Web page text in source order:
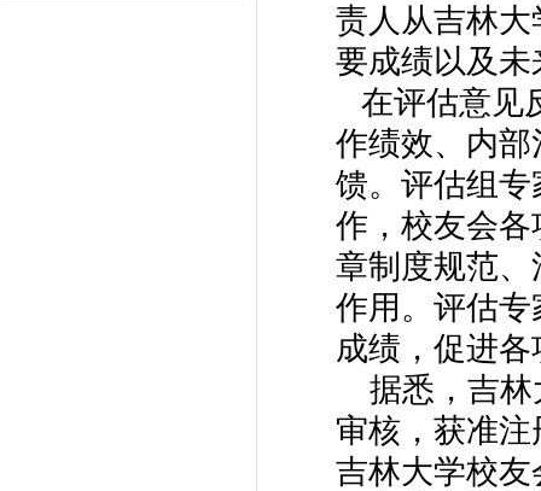
责人从吉林
要成绩以及
在评估意见
作绩效、内
馈。评估组
作，校友会
章制度规范
作用。评估
成绩，促进
据悉，吉林
审核，获准
吉林大学校